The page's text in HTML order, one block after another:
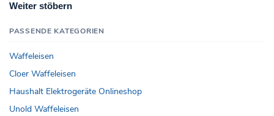
Weiter stöbern
PASSENDE KATEGORIEN
Waffeleisen
Cloer Waffeleisen
Haushalt Elektrogeräte Onlineshop
Unold Waffeleisen